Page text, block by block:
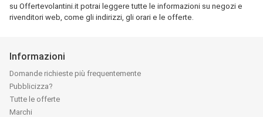
su Offertevolantini.it potrai leggere tutte le informazioni su negozi e
rivenditori web, come gli indirizzi, gli orari e le offerte.
Informazioni
Domande richieste più frequentemente
Pubblicizza?
Tutte le offerte
Marchi